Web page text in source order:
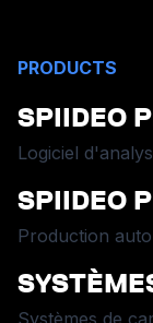
PRODUCTS
SPIIDEO
Logiciel
SPIIDEO
Production